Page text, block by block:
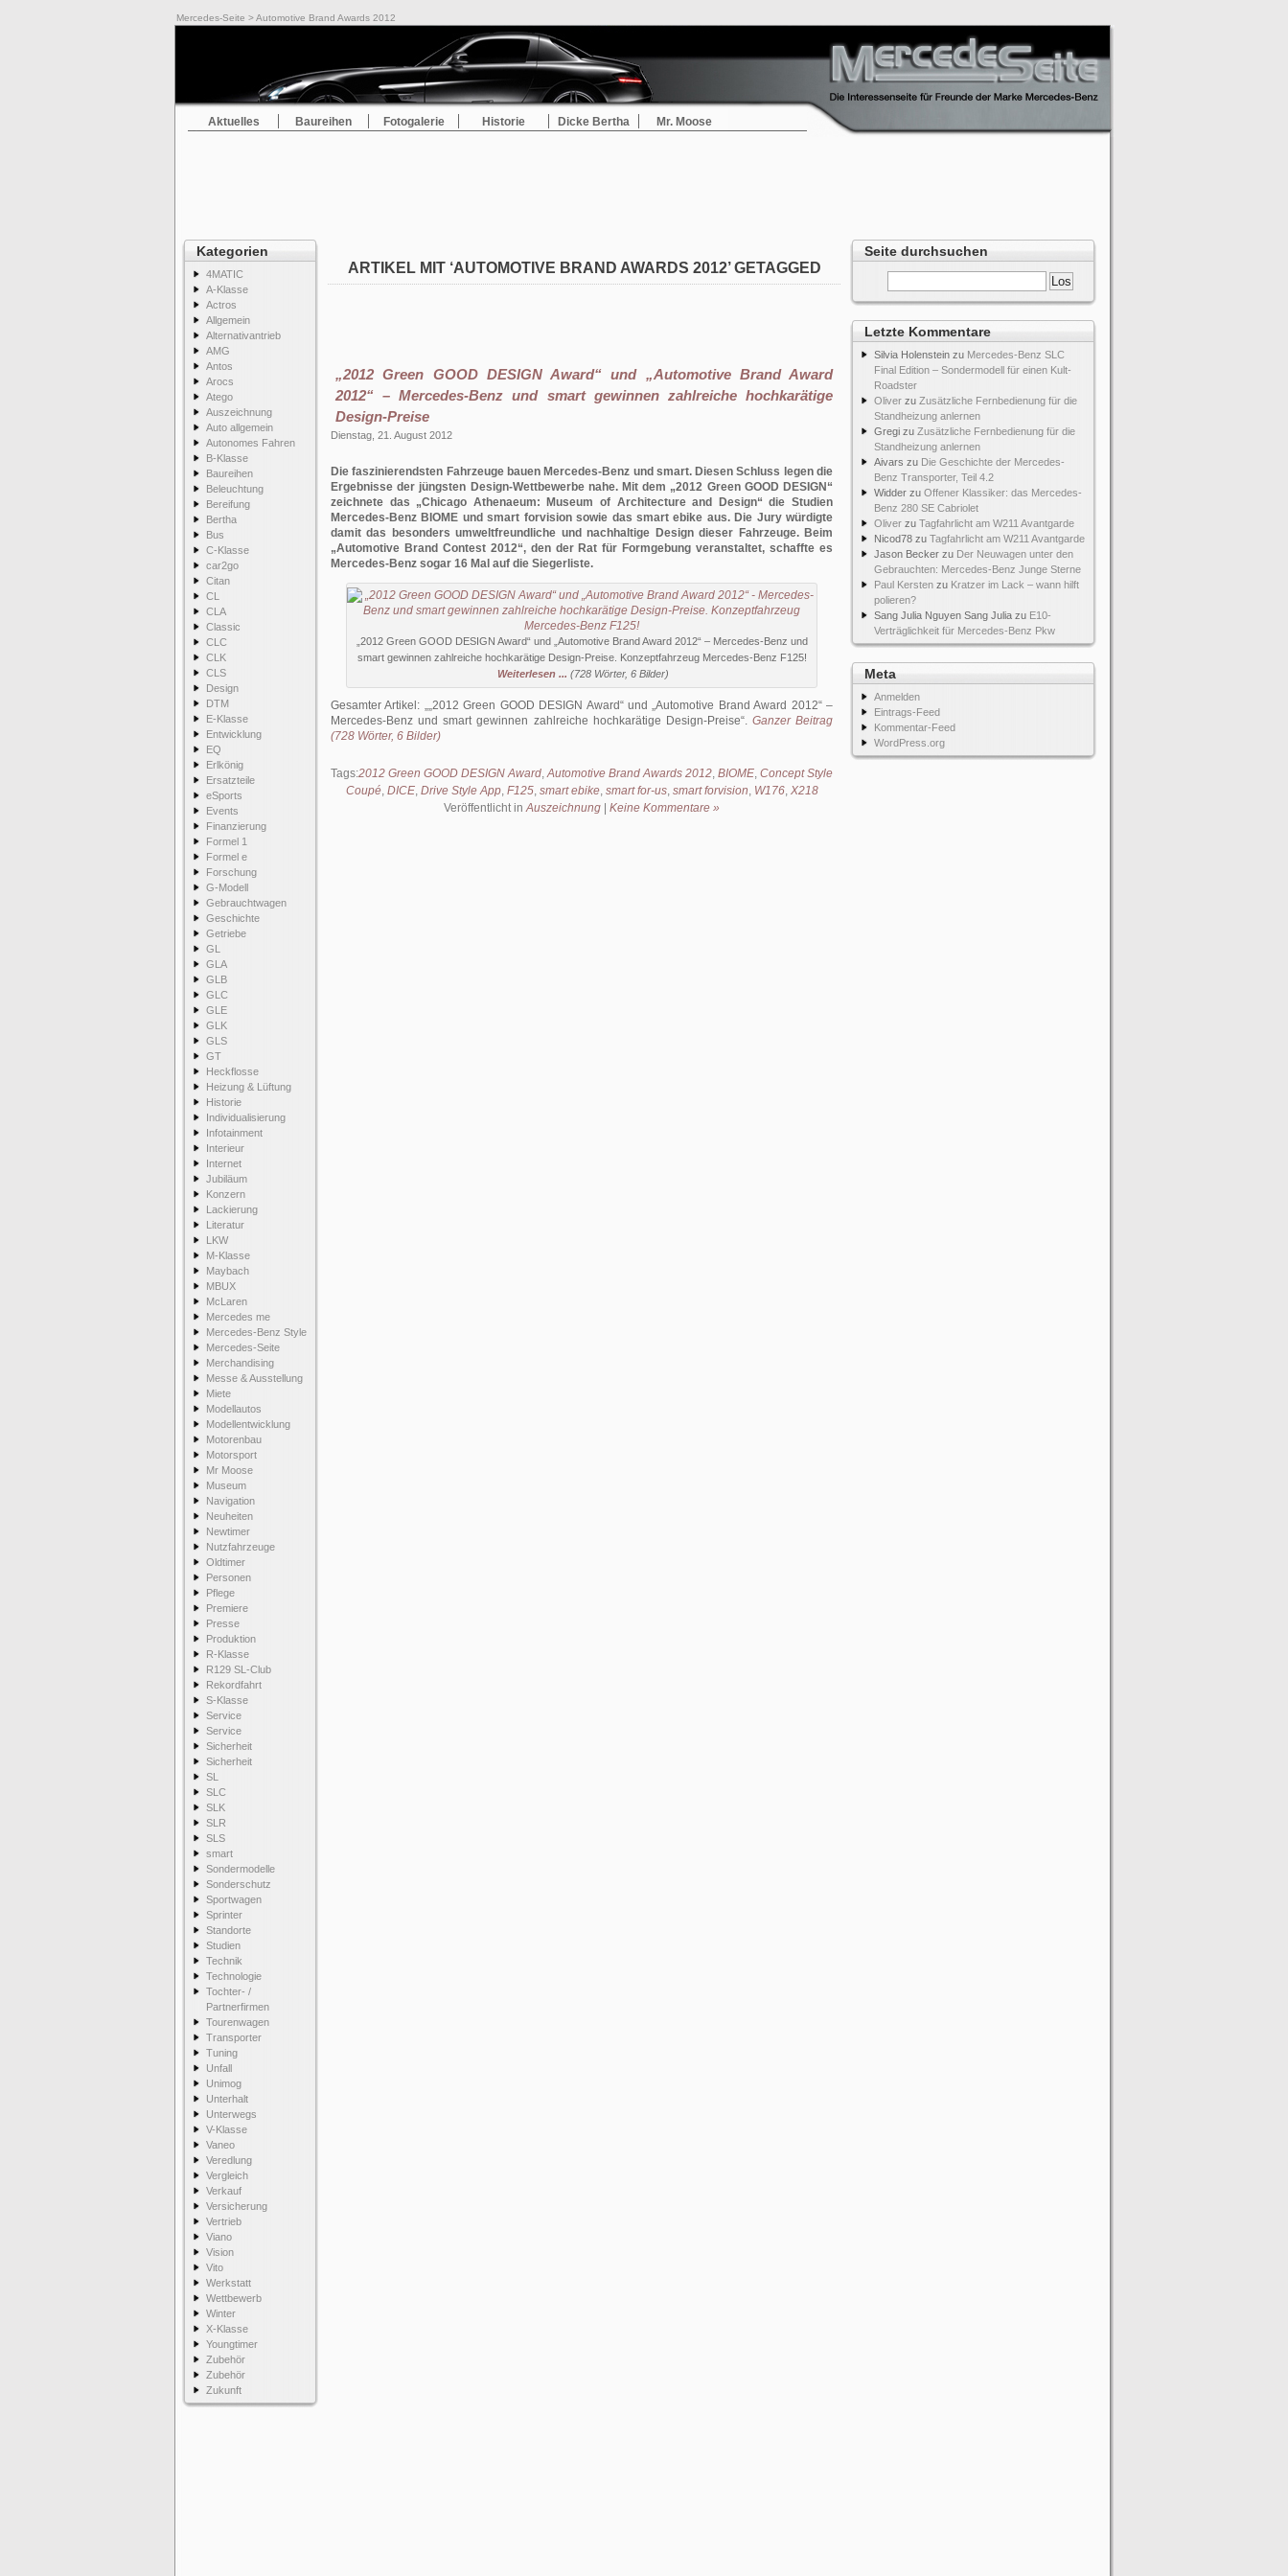
Mercedes-Seite > Automotive Brand Awards 2012
Aktuelles Baureihen Fotogalerie Historie Dicke Bertha Mr. Moose
Kategorien
4MATIC
A-Klasse
Actros
Allgemein
Alternativantrieb
AMG
Antos
Arocs
Atego
Auszeichnung
Auto allgemein
Autonomes Fahren
B-Klasse
Baureihen
Beleuchtung
Bereifung
Bertha
Bus
C-Klasse
car2go
Citan
CL
CLA
Classic
CLC
CLK
CLS
Design
DTM
E-Klasse
Entwicklung
EQ
Erlkönig
Ersatzteile
eSports
Events
Finanzierung
Formel 1
Formel e
Forschung
G-Modell
Gebrauchtwagen
Geschichte
Getriebe
GL
GLA
GLB
GLC
GLE
GLK
GLS
GT
Heckflosse
Heizung & Lüftung
Historie
Individualisierung
Infotainment
Interieur
Internet
Jubiläum
Konzern
Lackierung
Literatur
LKW
M-Klasse
Maybach
MBUX
McLaren
Mercedes me
Mercedes-Benz Style
Mercedes-Seite
Merchandising
Messe & Ausstellung
Miete
Modellautos
Modellentwicklung
Motorenbau
Motorsport
Mr Moose
Museum
Navigation
Neuheiten
Newtimer
Nutzfahrzeuge
Oldtimer
Personen
Pflege
Premiere
Presse
Produktion
R-Klasse
R129 SL-Club
Rekordfahrt
S-Klasse
Service
Service
Sicherheit
Sicherheit
SL
SLC
SLK
SLR
SLS
smart
Sondermodelle
Sonderschutz
Sportwagen
Sprinter
Standorte
Studien
Technik
Technologie
Tochter- /
Partnerfirmen
Tourenwagen
Transporter
Tuning
Unfall
Unimog
Unterhalt
Unterwegs
V-Klasse
Vaneo
Veredlung
Vergleich
Verkauf
Versicherung
Vertrieb
Viano
Vision
Vito
Werkstatt
Wettbewerb
Winter
X-Klasse
Youngtimer
Zubehör
Zubehör
Zukunft
Seite durchsuchen
Letzte Kommentare
Silvia Holenstein zu Mercedes-Benz SLC
Final Edition – Sondermodell für einen Kult-
Roadster
Oliver zu Zusätzliche Fernbedienung für die
Standheizung anlernen
Gregi zu Zusätzliche Fernbedienung für die
Standheizung anlernen
Aivars zu Die Geschichte der Mercedes-
Benz Transporter, Teil 4.2
Widder zu Offener Klassiker: das Mercedes-
Benz 280 SE Cabriolet
Oliver zu Tagfahrlicht am W211 Avantgarde
Nicod78 zu Tagfahrlicht am W211 Avantgarde
Jason Becker zu Der Neuwagen unter den
Gebrauchten: Mercedes-Benz Junge Sterne
Paul Kersten zu Kratzer im Lack – wann hilft
polieren?
Sang Julia Nguyen Sang Julia zu E10-
Verträglichkeit für Mercedes-Benz Pkw
Meta
Anmelden
Eintrags-Feed
Kommentar-Feed
WordPress.org
ARTIKEL MIT ‘AUTOMOTIVE BRAND AWARDS 2012’ GETAGGED
„2012 Green GOOD DESIGN Award“ und „Automotive Brand Award
2012“ – Mercedes-Benz und smart gewinnen zahlreiche hochkarätige
Design-Preise
Dienstag, 21. August 2012
Die faszinierendsten Fahrzeuge bauen Mercedes-Benz und smart. Diesen Schluss legen die
Ergebnisse der jüngsten Design-Wettbewerbe nahe. Mit dem „2012 Green GOOD DESIGN“
zeichnete das „Chicago Athenaeum: Museum of Architecture and Design“ die Studien
Mercedes-Benz BIOME und smart forvision sowie das smart ebike aus. Die Jury würdigte
damit das besonders umweltfreundliche und nachhaltige Design dieser Fahrzeuge. Beim
„Automotive Brand Contest 2012“, den der Rat für Formgebung veranstaltet, schaffte es
Mercedes-Benz sogar 16 Mal auf die Siegerliste.
„2012 Green GOOD DESIGN Award“ und „Automotive Brand Award 2012“ – Mercedes-Benz und
smart gewinnen zahlreiche hochkarätige Design-Preise. Konzeptfahrzeug Mercedes-Benz F125!
Weiterlesen ... (728 Wörter, 6 Bilder)
Gesamter Artikel:
„2012 Green GOOD DESIGN Award“ und „Automotive Brand Award 2012“ –
Mercedes-Benz und smart gewinnen zahlreiche hochkarätige Design-Preise . Ganzer Beitrag
(728 Wörter, 6 Bilder)
Tags:2012 Green GOOD DESIGN Award,Automotive Brand Awards 2012, BIOME, Concept Style
Coupé, DICE, Drive Style App, F125, smart ebike, smart for-us, smart forvision, W176, X218
Veröffentlicht inAuszeichnung Keine Kommentare »